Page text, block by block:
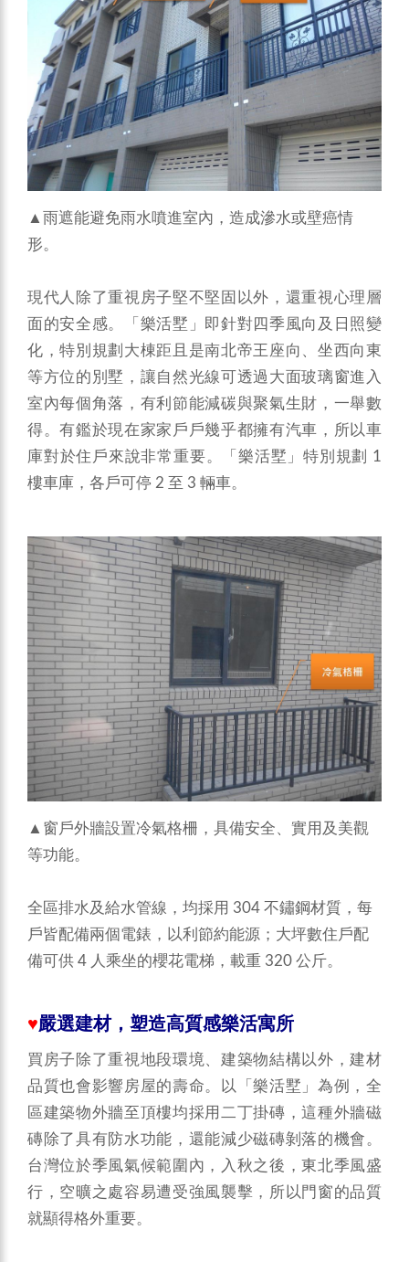
▲雨遮能避免雨水噴進室內，造成滲水或壁癌情
形。
現代人除了重視房子堅不堅固以外，還重視心理層
面的安全感。「樂活墅」即針對四季風向及日照變
化，特別規劃大棟距且是南北帝王座向、坐西向東
等方位的別墅，讓自然光線可透過大面玻璃窗進入
室內每個角落，有利節能減碳與聚氣生財，一舉數
得。有鑑於現在家家戶戶幾乎都擁有汽車，所以車
庫對於住戶來說非常重要。「樂活墅」特別規劃 1
樓車庫，各戶可停 2 至 3 輛車。
▲窗戶外牆設置冷氣格柵，具備安全、實用及美觀
等功能。
全區排水及給水管線，均採用 304 不鏽鋼材質，每
戶皆配備兩個電錶，以利節約能源；大坪數住戶配
備可供 4 人乘坐的櫻花電梯，載重 320 公斤。
♥嚴選建材，塑造高質感樂活寓所
買房子除了重視地段環境、建築物結構以外，建材
品質也會影響房屋的壽命。以「樂活墅」為例，全
區建築物外牆至頂樓均採用二丁掛磚，這種外牆磁
磚除了具有防水功能，還能減少磁磚剝落的機會。
台灣位於季風氣候範圍內，入秋之後，東北季風盛
行，空曠之處容易遭受強風襲擊，所以門窗的品質
就顯得格外重要。